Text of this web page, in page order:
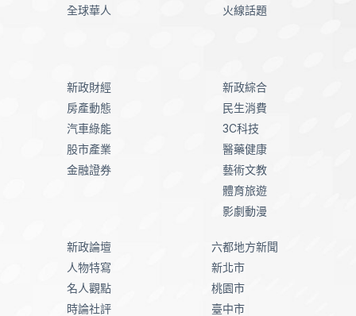
全球華人
火線話題
新政財經
房產動態
汽車綠能
股市產業
金融證券
新政綜合
民生消費
3C科技
醫藥健康
藝術文教
體育旅遊
影劇動漫
新政論壇
人物特寫
名人觀點
時論社評
六都地方新聞
新北市
桃園市
臺中市